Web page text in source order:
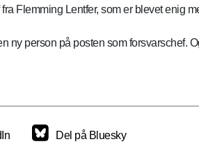
Flemming Lentfer, som er blevet enig
ny person på posten som forsvarschef.
Del på Bluesky